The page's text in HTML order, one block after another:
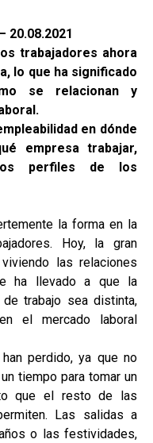
20.08.2021
trabajadores ahora
lo que ha significado
se relacionan y
en dónde
empresa trabajar,
perfiles de los
la forma en la
Hoy, la gran
las relaciones
ha llevado a que la
de trabajo sea distinta,
el mercado laboral
perdido, ya que no
tiempo para tomar un
que el resto de las
Las salidas a
o las festividades,